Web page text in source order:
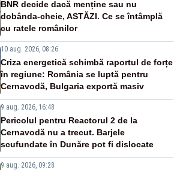
BNR decide dacă menține sau nu
dobânda-cheie, ASTĂZI. Ce se întâmplă
cu ratele românilor
10 aug. 2026, 08:26
Criza energetică schimbă raportul de forțe
în regiune: România se luptă pentru
Cernavodă, Bulgaria exportă masiv
9 aug. 2026, 16:48
Pericolul pentru Reactorul 2 de la
Cernavodă nu a trecut. Barjele
scufundate în Dunăre pot fi dislocate
9 aug. 2026, 09:28